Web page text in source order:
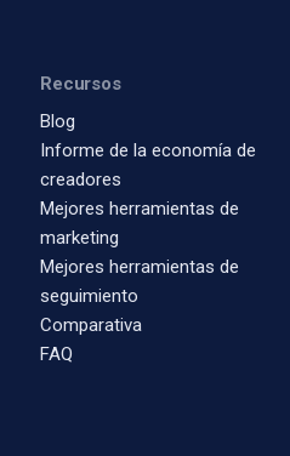
Recursos
Blog
Informe de la economía de
creadores
Mejores herramientas de
marketing
Mejores herramientas de
seguimiento
Comparativa
FAQ